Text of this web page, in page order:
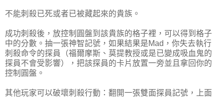
不能刺殺已死或者已被藏起來的貴族。
成功刺殺後，放控制圓盤到該貴族的格子裡，可以得到格子
中的分數。抽一張神智記號，如果結果是Mad，你失去執行
刺殺命令的探員（福爾摩斯、莫提教授或是已變成吸血鬼的
探員不會受影響），把該探員的卡片放置一旁並且拿回你的
控制圓盤。
其他玩家可以破壞刺殺行動：翻開一張雙面探員記號，上面